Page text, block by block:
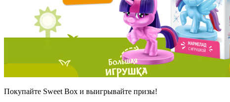
Покупайте Sweet Box и выигрывайте призы!